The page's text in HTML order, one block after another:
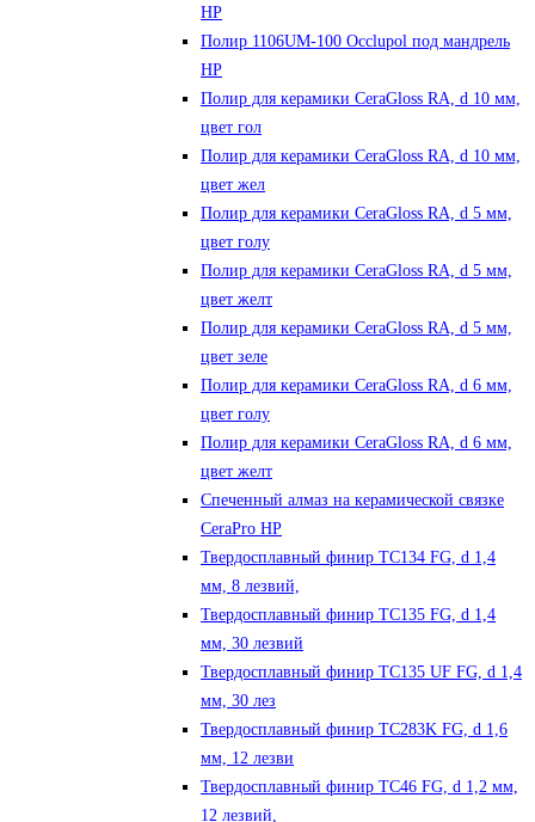
HP
Полир 1106UM-100 Occlupol под мандрель
HP
Полир для керамики CeraGloss RA, d 10 мм,
цвет гол
Полир для керамики CeraGloss RA, d 10 мм,
цвет жел
Полир для керамики CeraGloss RA, d 5 мм,
цвет голу
Полир для керамики CeraGloss RA, d 5 мм,
цвет желт
Полир для керамики CeraGloss RA, d 5 мм,
цвет зеле
Полир для керамики CeraGloss RA, d 6 мм,
цвет голу
Полир для керамики CeraGloss RA, d 6 мм,
цвет желт
Спеченный алмаз на керамической связке
CeraPro HP
Твердосплавный финир TC134 FG, d 1,4
мм, 8 лезвий,
Твердосплавный финир TC135 FG, d 1,4
мм, 30 лезвий
Твердосплавный финир TC135 UF FG, d 1,4
мм, 30 лез
Твердосплавный финир TC283K FG, d 1,6
мм, 12 лезви
Твердосплавный финир TC46 FG, d 1,2 мм,
12 лезвий,